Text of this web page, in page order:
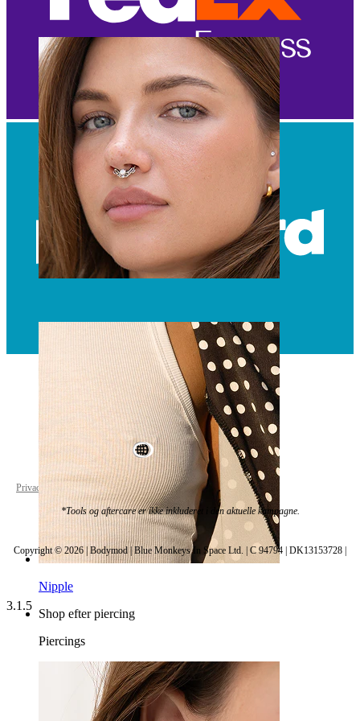
Navle
Nipple
Shop efter piercing
Piercings
World Wide
Privacy policy Cookie settings
*Tools og aftercare er ikke inkluderet i den aktuelle kampagne.
Copyright © 2026 | Bodymod | Blue Monkeys In Space Ltd. | C 94794 | DK13153728 |
3.1.5